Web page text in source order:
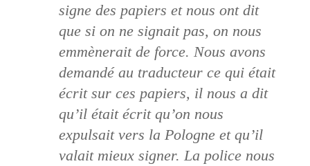
signe des papiers et nous ont dit
que si on ne signait pas, on nous
emmènerait de force. Nous avons
demandé au traducteur ce qui était
écrit sur ces papiers, il nous a dit
qu’il était écrit qu’on nous
expulsait vers la Pologne et qu’il
valait mieux signer. La police nous